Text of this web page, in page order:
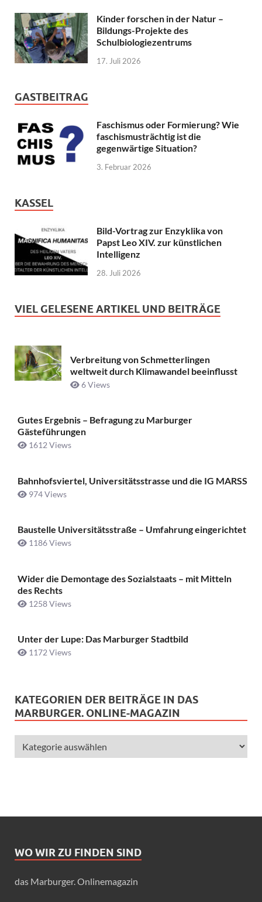
Kinder forschen in der Natur –
Bildungs-Projekte des
Schulbiologiezentrums
17. Juli 2026
GASTBEITRAG
Faschismus oder Formierung? Wie
faschismusträchtig ist die
gegenwärtige Situation?
3. Februar 2026
KASSEL
Bild-Vortrag zur Enzyklika von
Papst Leo XIV. zur künstlichen
Intelligenz
28. Juli 2026
VIEL GELESENE ARTIKEL UND BEITRÄGE
Verbreitung von Schmetterlingen
weltweit durch Klimawandel beeinflusst
6 Views
Gutes Ergebnis – Befragung zu Marburger
Gästeführungen
1612 Views
Bahnhofsviertel, Universitätsstrasse und die IG MARSS
974 Views
Baustelle Universitätsstraße ­– Umfahrung eingerichtet
1186 Views
Wider die Demontage des Sozialstaats – mit Mitteln
des Rechts
1258 Views
Unter der Lupe: Das Marburger Stadtbild
1172 Views
KATEGORIEN DER BEITRÄGE IN DAS
MARBURGER. ONLINE-MAGAZIN
WO WIR ZU FINDEN SIND
das Marburger. Onlinemagazin